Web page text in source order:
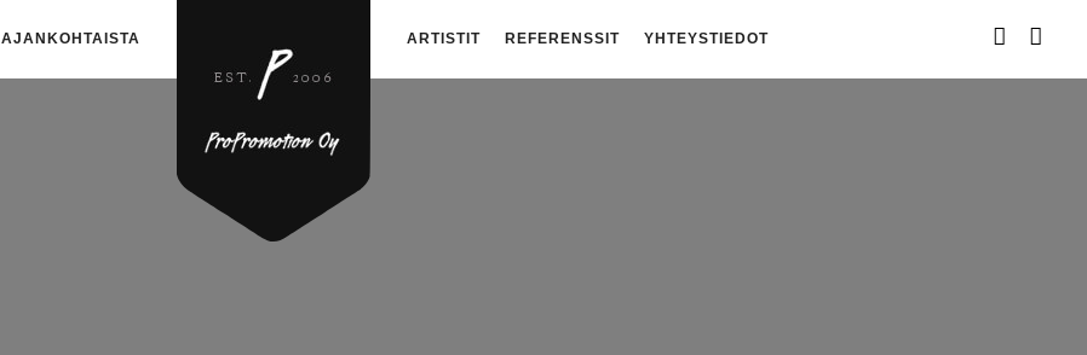
AJANKOHTAISTA ARTISTIT REFERENSSIT YHTEYSTIEDOT